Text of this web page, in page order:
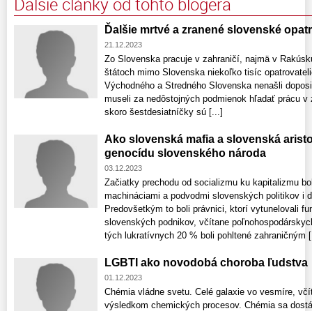
Ďalšie mrtvé a zranené slovenské
21.12.2023
Zo Slovenska pracuje v zahraničí, najmä v
štátoch mimo Slovenska niekoľko tisíc
Východného a Stredného Slovenska nenašli
museli za nedôstojných podmienok hľadať prácu
skoro šestdesiatníčky sú [...]
Ako slovenská mafia a slovenská
genocídu slovenského národa
03.12.2023
Začiatky prechodu od socializmu ku kapitalizmu
machináciami a podvodmi slovenských politikov i
Predovšetkým to boli právnici, ktorí vytunelovali
slovenských podnikov, včítane
tých lukratívnych 20 % boli pohltené zahraničným
LGBTI ako novodobá choroba ľudstva
01.12.2023
Chémia vládne svetu. Celé galaxie vo vesmíre,
výsledkom chemických procesov. Chémia sa